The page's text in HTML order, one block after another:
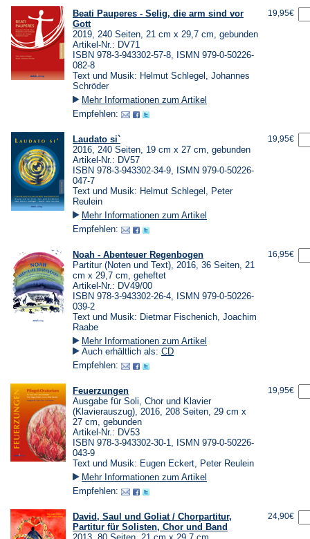
Beati Pauperes - Selig, die arm sind vor
Gott
2019, 240 Seiten, 21 cm x 29,7 cm, gebunden
Artikel-Nr.: DV71
ISBN 978-3-943302-57-8, ISMN 979-0-50226-
082-8
Text und Musik: Helmut Schlegel, Johannes
Schröder
Mehr Informationen zum Artikel
Empfehlen:
19,95€
Laudato si`
2016, 240 Seiten, 19 cm x 27 cm, gebunden
Artikel-Nr.: DV57
ISBN 978-3-943302-34-9, ISMN 979-0-50226-
047-7
Text und Musik: Helmut Schlegel, Peter
Reulein
Mehr Informationen zum Artikel
Empfehlen:
19,95€
Noah - Abenteuer Regenbogen
Partitur (Noten und Text), 2016, 36 Seiten, 21
cm x 29,7 cm, geheftet
Artikel-Nr.: DV49/00
ISBN 978-3-943302-26-4, ISMN 979-0-50226-
039-2
Text und Musik: Dietmar Fischenich, Joachim
Raabe
Mehr Informationen zum Artikel
Auch erhältlich als: CD
Empfehlen:
16,95€
Feuerzungen
Ausgabe für Soli, Chor und Klavier
(Klavierauszug), 2016, 208 Seiten, 29 cm x
27 cm, gebunden
Artikel-Nr.: DV53
ISBN 978-3-943302-30-1, ISMN 979-0-50226-
043-9
Text und Musik: Eugen Eckert, Peter Reulein
Mehr Informationen zum Artikel
Empfehlen:
19,95€
David, Saul und Goliat / Chorpartitur,
Partitur für Solisten, Chor und Band
24,90€